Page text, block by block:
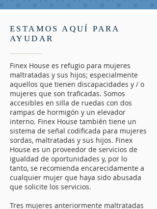
ESTAMOS AQUÍ PARA
AYUDAR
Finex House es refugio para mujeres
maltratadas y sus hijos; especialmente
aquellos que tienen discapacidades y / o
mujeres que son traficadas. Somos
accesibles en silla de ruedas con dos
rampas de hormigón y un elevador
interno. Finex House también tiene un
sistema de señal codificada para mujeres
sordas, maltratadas y sus hijos. Finex
House es un proveedor de servicios de
igualdad de oportunidades y, por lo
tanto, se recomienda encarecidamente a
cualquier mujer que haya sido abusada
que solicite los servicios.
Tres mujeres anteriormente maltratadas